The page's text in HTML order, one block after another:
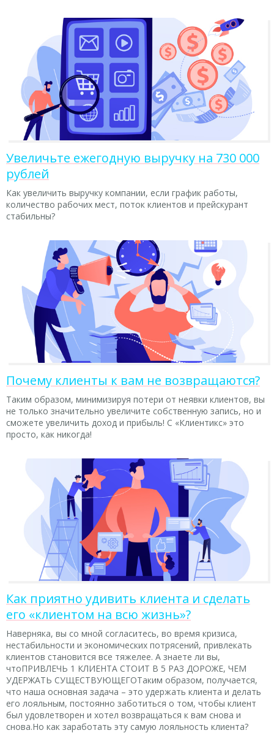
Увеличьте ежегодную выручку на 730 000
рублей
Как увеличить выручку компании, если график работы,
количество рабочих мест, поток клиентов и прейскурант
стабильны?
Почему клиенты к вам не возвращаются?
Таким образом, минимизируя потери от неявки клиентов, вы
не только значительно увеличите собственную запись, но и
сможете увеличить доход и прибыль! С «Клиентикс» это
просто, как никогда!
Как приятно удивить клиента и сделать
его «клиентом на всю жизнь»?
Наверняка, вы со мной согласитесь, во время кризиса,
нестабильности и экономических потрясений, привлекать
клиентов становится все тяжелее. А знаете ли вы,
чтоПРИВЛЕЧЬ 1 КЛИЕНТА СТОИТ В 5 РАЗ ДОРОЖЕ, ЧЕМ
УДЕРЖАТЬ СУЩЕСТВУЮЩЕГОТаким образом, получается,
что наша основная задача – это удержать клиента и делать
его лояльным, постоянно заботиться о том, чтобы клиент
был удовлетворен и хотел возвращаться к вам снова и
снова.Но как заработать эту самую лояльность клиента?